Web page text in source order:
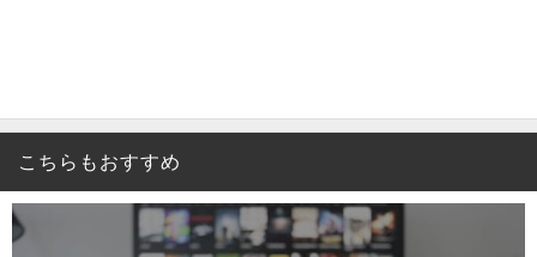
こちらもおすすめ